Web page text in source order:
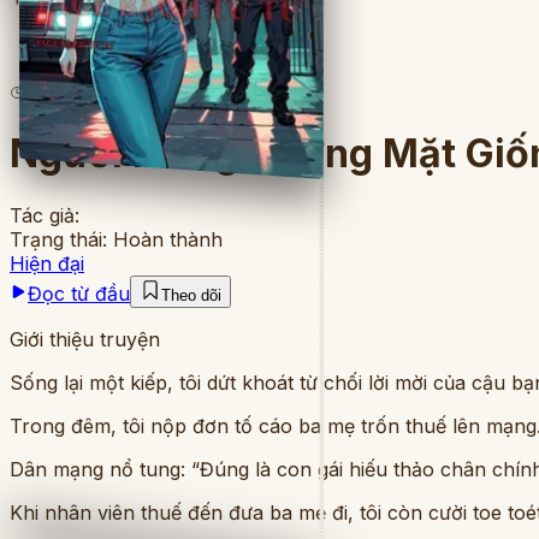
4lượt đọc 8chương
Người Mang Gương Mặt
Tác giả:
Trạng thái: Hoàn thành
Hiện đại
Đọc từ đầu
Theo dõi
Giới thiệu truyện
Sống lại một kiếp, tôi dứt khoát từ chối lời mời của cậu
Trong đêm, tôi nộp đơn tố cáo ba mẹ trốn thuế lên
Dân mạng nổ tung: “Đúng là con gái hiếu thảo chân
Khi nhân viên thuế đến đưa ba mẹ đi, tôi còn cười toe